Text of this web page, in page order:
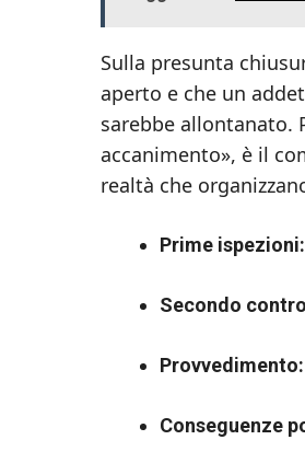
Sulla presunta
aperto e che un
sarebbe allontanato.
accanimento», è il
realtà che
Prime ispezioni:
Secondo
Provvedimento:
Conseguenze